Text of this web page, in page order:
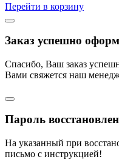
Перейти в корзину
Заказ успешно
Спасибо, Ваш заказ
Вами свяжется наш
Пароль
На указанный при
письмо с инструкцией!